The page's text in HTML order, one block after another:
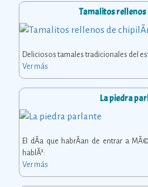
Tamalitos rellenos
Deliciosos tamales tradicionales del
Ver más
La piedra
El dÃ­a que habrÃ­an de entrar a
hablÃ³:
Ver más